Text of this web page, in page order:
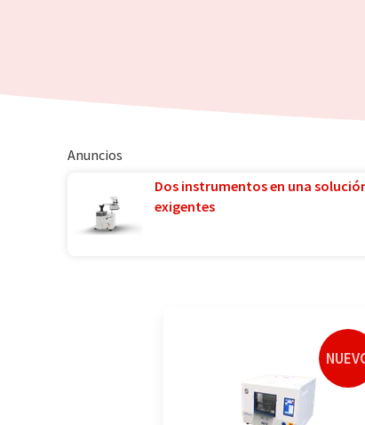
Anuncios
Dos instrumentos en una
exigentes